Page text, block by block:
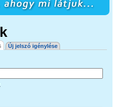
(aktív fül)
Új jelszó igénylése